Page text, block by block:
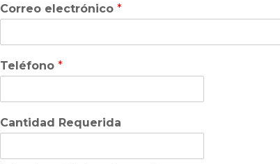
Correo electrónico *
Teléfono *
Cantidad Requerida